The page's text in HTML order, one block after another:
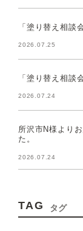
「塗り替え相
2026.07.25
「塗り替え相談
2026.07.24
所沢市N様より
た。
2026.07.24
TAG タグ